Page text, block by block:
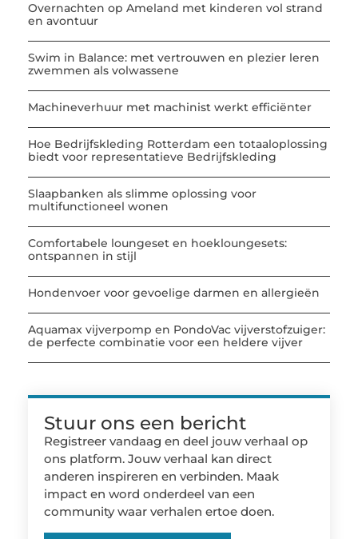
Overnachten op Ameland met kinderen vol strand
en avontuur
Swim in Balance: met vertrouwen en plezier leren
zwemmen als volwassene
Machineverhuur met machinist werkt efficiënter
Hoe Bedrijfskleding Rotterdam een totaaloplossing
biedt voor representatieve Bedrijfskleding
Slaapbanken als slimme oplossing voor
multifunctioneel wonen
Comfortabele loungeset en hoekloungesets:
ontspannen in stijl
Hondenvoer voor gevoelige darmen en allergieën
Aquamax vijverpomp en PondoVac vijverstofzuiger:
de perfecte combinatie voor een heldere vijver
Stuur ons een bericht
Registreer vandaag en deel jouw verhaal op
ons platform. Jouw verhaal kan direct
anderen inspireren en verbinden. Maak
impact en word onderdeel van een
community waar verhalen ertoe doen.